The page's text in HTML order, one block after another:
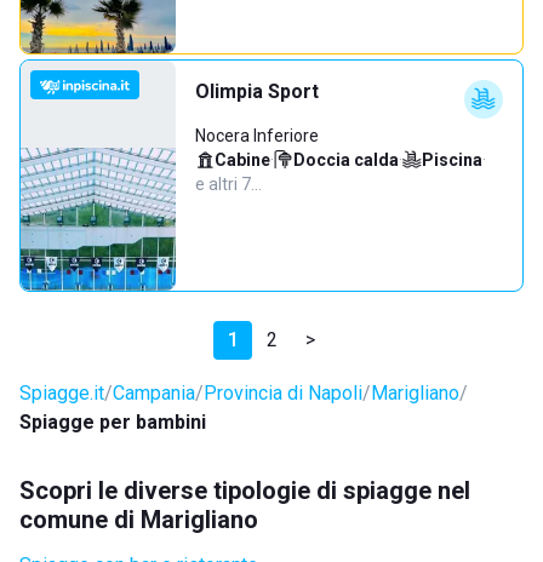
Olimpia Sport
Nocera Inferiore
Cabine· Doccia calda· Piscina·
e altri 7…
1 2 >
Spiagge.it Campania Provincia di Napoli Marigliano
Spiagge per bambini
Scopri le diverse tipologie di spiagge nel
comune di Marigliano